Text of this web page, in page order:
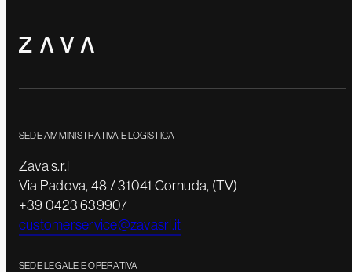
SEDE AMMINISTRATIVA E LOGISTICA
Zava s.r.l
Via Padova, 48 / 31041 Cornuda, (TV)
+39 0423 639907
customerservice@zavasrl.it
SEDE LEGALE E OPERATIVA